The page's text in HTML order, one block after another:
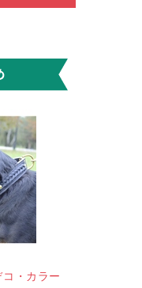
・カラー